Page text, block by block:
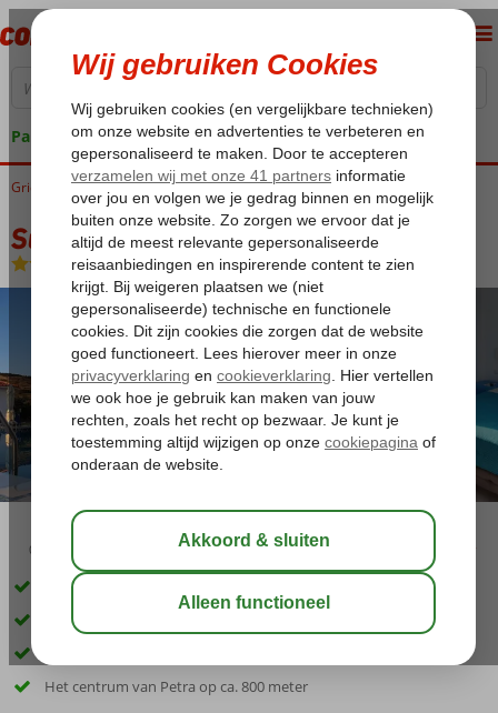
Pakketgarantie
Home
Griekenland Lesbos Petra Sunshine Appartementen
Sunshine Appartementen
Logies-Appartement
03:15
Kleinschalig appartementencomplex
Gerund door Nederlandse familie
Het centrum van Petra op ca. 800 meter